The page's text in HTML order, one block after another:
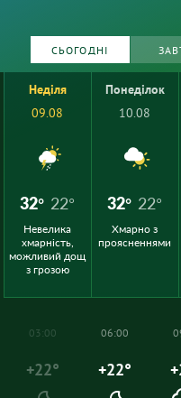
СЬОГОДНІ
Неділя
09.08
32° 22°
Невелика
хмарність,
можливий дощ
з грозою
Понеділок
10.08
32° 22°
Хмарно з
проясненнями
03:00
+22°
06:00
+22°